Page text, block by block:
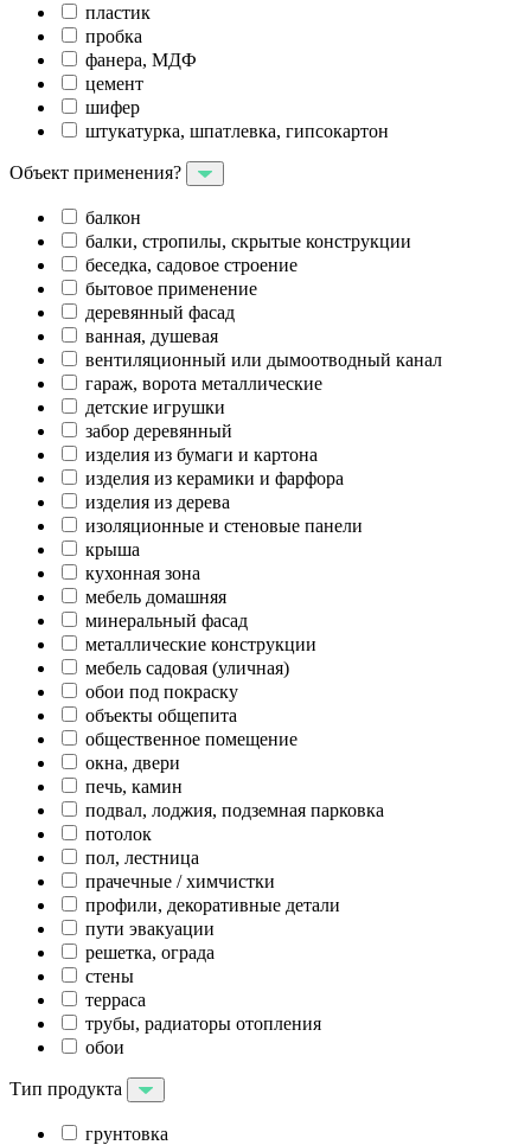
пластик
пробка
фанера, МДФ
цемент
шифер
штукатурка, шпатлевка, гипсокартон
Объект применения?
балкон
балки, стропилы, скрытые конструкции
беседка, садовое строение
бытовое применение
деревянный фасад
ванная, душевая
вентиляционный или дымоотводный канал
гараж, ворота металлические
детские игрушки
забор деревянный
изделия из бумаги и картона
изделия из керамики и фарфора
изделия из дерева
изоляционные и стеновые панели
крыша
кухонная зона
мебель домашняя
минеральный фасад
металлические конструкции
мебель садовая (уличная)
обои под покраску
объекты общепита
общественное помещение
окна, двери
печь, камин
подвал, лоджия, подземная парковка
потолок
пол, лестница
прачечные / химчистки
профили, декоративные детали
пути эвакуации
решетка, ограда
стены
терраса
трубы, радиаторы отопления
обои
Тип продукта
грунтовка